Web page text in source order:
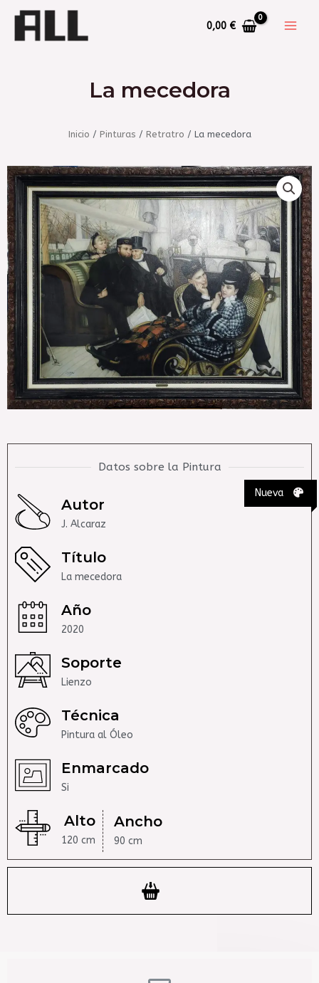
0,00 €
La mecedora
Inicio / Pinturas / Retratro / La mecedora
Nueva
Datos sobre la Pintura
Autor
J. Alcaraz
Título
La mecedora
Año
2020
Soporte
Lienzo
Técnica
Pintura al Óleo
Enmarcado
Si
Alto
120 cm
Ancho
90 cm